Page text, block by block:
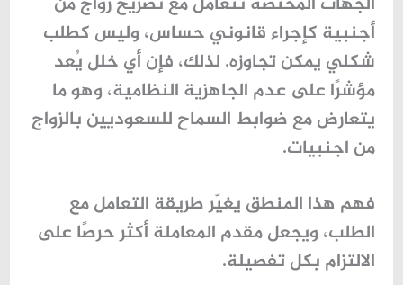
أجنبية كإجراء قانوني حساس، وليس كطلب
شكلي يمكن تجاوزه. لذلك، فإن أي خلل يُعد
مؤشرًا على عدم الجاهزية النظامية، وهو ما
يتعارض مع ضوابط السماح للسعوديين بالزواج
من اجنبيات.
فهم هذا المنطق يغيّر طريقة التعامل مع
الطلب، ويجعل مقدم المعاملة أكثر حرصًا على
الالتزام بكل تفصيلة.